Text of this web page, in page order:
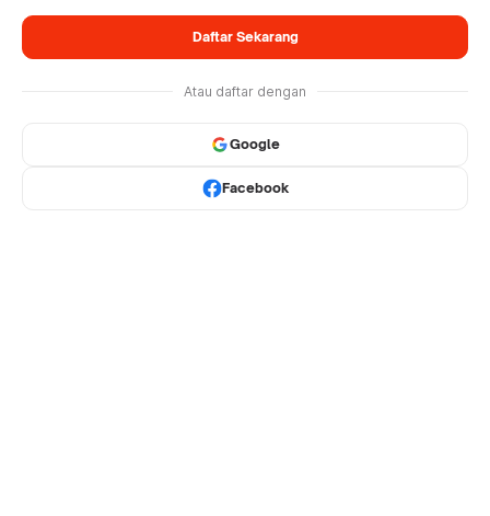
Daftar Sekarang
Atau daftar dengan
Google
Facebook